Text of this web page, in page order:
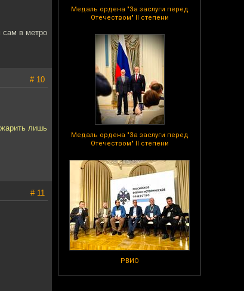
Медаль ордена "За заслуги перед
Отечеством" II степени
Медаль ордена "За заслуги перед
Отечеством" II степени
РВИО
сам в метро
# 10
лишь
# 11